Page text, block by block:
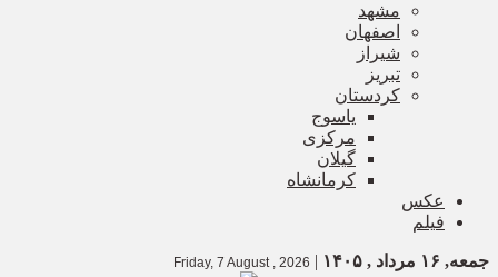
مشهد
اصفهان
شیراز
تبریز
کردستان
یاسوج
مرکزی
گیلان
کرمانشاه
عکس
فیلم
جمعه, ۱۶ مرداد , ۱۴۰۵ |
Friday, 7 August , 2026